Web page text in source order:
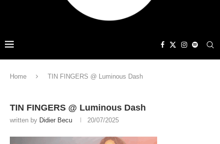
Home TIN FINGERS @ Luminous Dash
TIN FINGERS @ Luminous Dash
written by Didier Becu 20/07/2025